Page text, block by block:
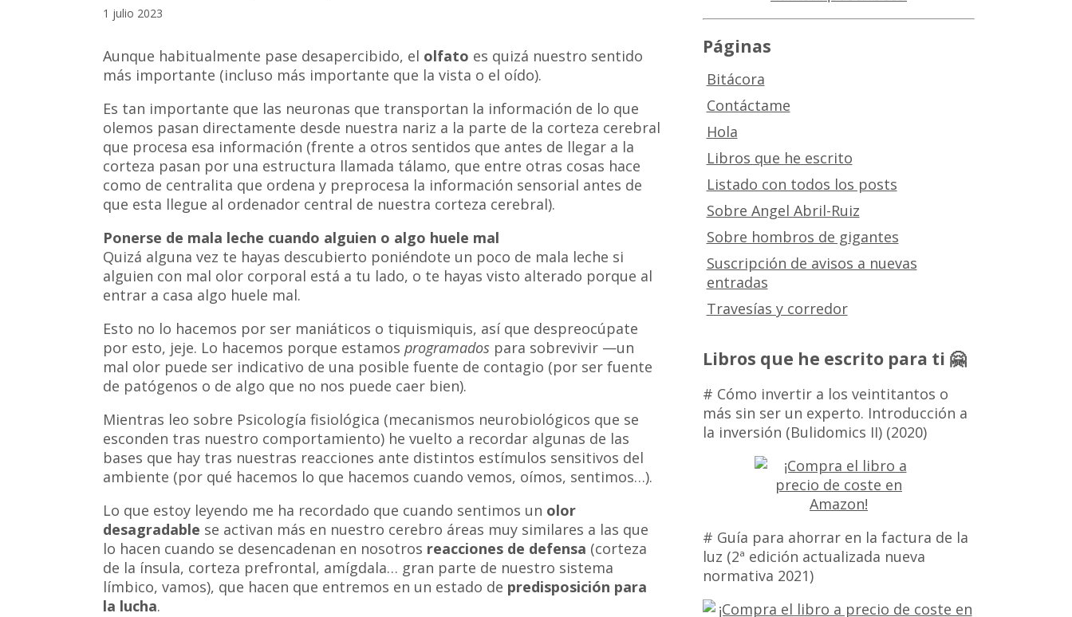
1 julio 2023
Aunque habitualmente pase desapercibido, el olfato es quizá nuestro sentido
más importante (incluso más importante que la vista o el oído).
Es tan importante que las neuronas que transportan la información de lo que
olemos pasan directamente desde nuestra nariz a la parte de la corteza cerebral
que procesa esa información (frente a otros sentidos que antes de llegar a la
corteza pasan por una estructura llamada tálamo, que entre otras cosas hace
como de centralita que ordena y preprocesa la información sensorial antes de
que esta llegue al ordenador central de nuestra corteza cerebral).
Ponerse de mala leche cuando alguien o algo huele mal
Quizá alguna vez te hayas descubierto poniéndote un poco de mala leche si
alguien con mal olor corporal está a tu lado, o te hayas visto alterado porque al
entrar a casa algo huele mal.
Esto no lo hacemos por ser maniáticos o tiquismiquis, así que despreocúpate
por esto, jeje. Lo hacemos porque estamosprogramados para sobrevivir —un
mal olor puede ser indicativo de una posible fuente de contagio (por ser fuente
de patógenos o de algo que no nos puede caer bien).
Mientras leo sobre Psicología fisiológica (mecanismos neurobiológicos que se
esconden tras nuestro comportamiento) he vuelto a recordar algunas de las
bases que hay tras nuestras reacciones ante distintos estímulos sensitivos del
ambiente (por qué hacemos lo que hacemos cuando vemos, oímos, sentimos…).
Lo que estoy leyendo me ha recordado que cuando sentimos un olor
desagradable se activan más en nuestro cerebro áreas muy similares a las que
lo hacen cuando se desencadenan en nosotros reacciones de defensa (corteza
de la ínsula, corteza prefrontal, amígdala… gran parte de nuestro sistema
límbico, vamos), que hacen que entremos en un estado de predisposición para
la lucha.
Páginas
Bitácora
Contáctame
Hola
Libros que he escrito
Listado con todos los posts
Sobre Angel Abril-Ruiz
Sobre hombros de gigantes
Suscripción de avisos a nuevas
entradas
Travesías y corredor
Libros que he escrito para ti 🤗
# Cómo invertir a los veintitantos o
más sin ser un experto. Introducción a
la inversión (Bulidomics II) (2020)
# Guía para ahorrar en la factura de la
luz (2ª edición actualizada nueva
normativa 2021)